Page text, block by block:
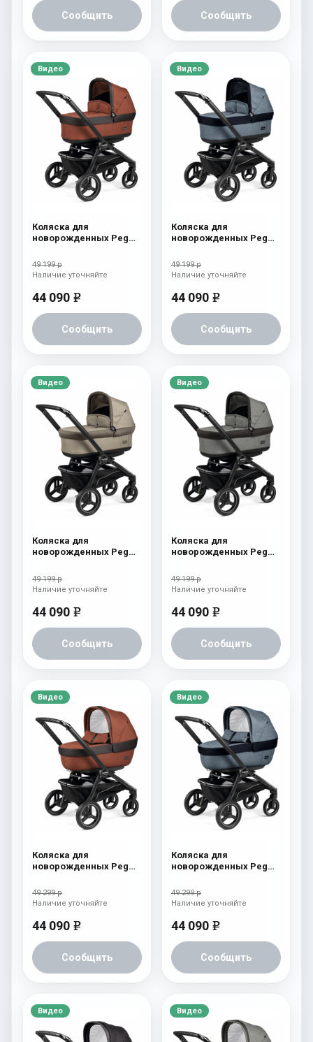
Сообщить Сообщить
Видео
Коляска для
новорожденных Peg
Terracotta
49 199 р
44 090 e
Сообщить
Наличие уточняйте
Видео
Коляска для
новорожденных Peg
Horizon
49 199 р
44 090 e
Сообщить
Наличие уточняйте
Видео
Коляска для
новорожденных Peg
Cream
49 199 р
44 090 e
Сообщить
Наличие уточняйте
Видео
Коляска для
новорожденных Peg
Atmosphere
49 199 р
44 090 e
Сообщить
Наличие уточняйте
Видео
Коляска для
новорожденных Peg
Terracotta
49 299 р
44 090 e
Сообщить
Наличие уточняйте
Видео
Коляска для
новорожденных Peg
Horizon
49 299 р
44 090 e
Сообщить
Наличие уточняйте
Видео Видео